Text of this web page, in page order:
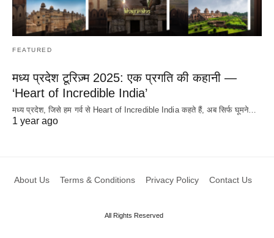
FEATURED
मध्य प्रदेश टूरिज़्म 2025: एक प्रगति की कहानी —
‘Heart of Incredible India’
मध्य प्रदेश, जिसे हम गर्व से Heart of Incredible India कहते हैं, अब सिर्फ घूमने…
1 year ago
About Us Terms & Conditions Privacy Policy Contact Us
All Rights Reserved